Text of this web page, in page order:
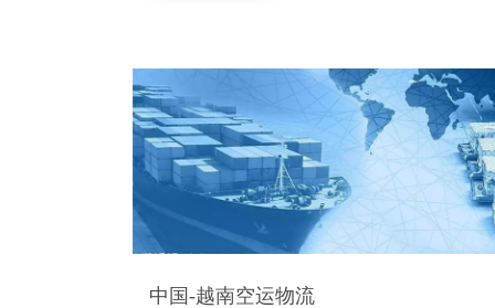
中国-越南空运物流